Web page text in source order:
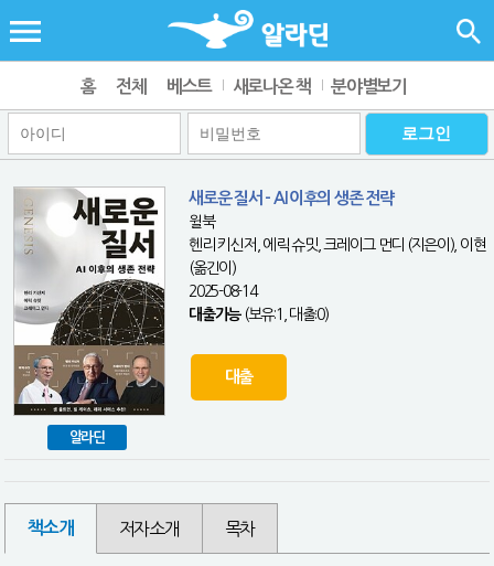
홈 전체 베스트 새로나온 책 분야별보기
알라딘
새로운 질서 - AI 이후의 생존 전략
윌북
헨리 키신저, 에릭 슈밋, 크레이그 먼디 (지은이), 이현
(옮긴이)
2025-08-14
대출가능(보유:1, 대출:0)
대출
책소개 저자소개 목차